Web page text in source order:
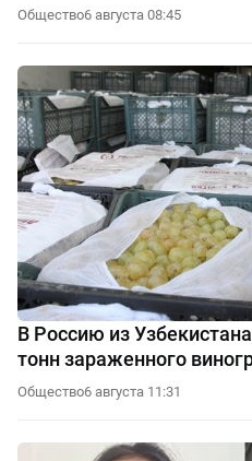
Общество6 августа 08:45
В Россию из
тонн зараженного
Общество6 августа 11:31